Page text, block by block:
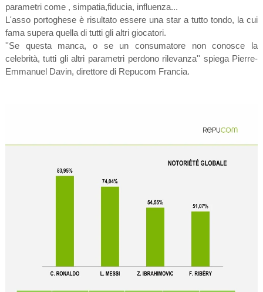
parametri come , simpatia,fiducia, influenza...
L'asso portoghese è risultato essere una star a tutto tondo, la cui
fama supera quella di tutti gli altri giocatori.
''Se questa manca, o se un consumatore non conosce la
celebrità, tutti gli altri parametri perdono rilevanza'' spiega Pierre-
Emmanuel Davin, direttore di Repucom Francia.